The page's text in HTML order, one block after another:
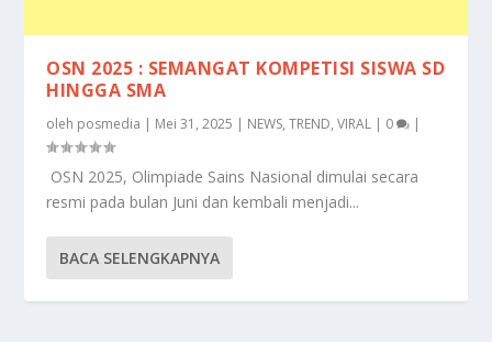
OSN 2025 : SEMANGAT KOMPETISI SISWA SD
HINGGA SMA
oleh posmedia | Mei 31, 2025 | NEWS,TREND,VIRAL | 0 |
OSN 2025, Olimpiade Sains Nasional dimulai secara
resmi pada bulan Juni dan kembali menjadi...
BACA SELENGKAPNYA